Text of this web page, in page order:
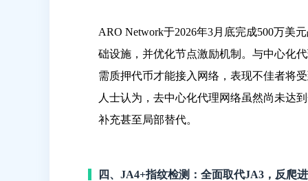
ARO Network于2026年3月底完成500万美
础设施，并优化节点激励机制。与中心化
需质押代币才能接入网络，表现不佳者将
人士认为，去中心化代理网络虽然尚未达
补充甚至局部替代。
四、JA4+指纹检测：全面取代JA3，反爬